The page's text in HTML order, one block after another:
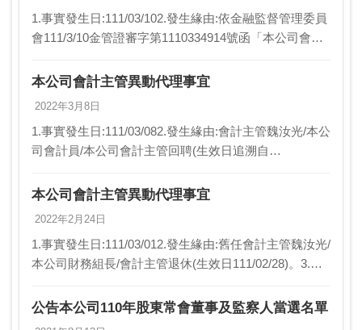
1.事實發生日:111/03/102.發生緣由:依金融監督管理委員
會111/3/10金管證審字第1110334914號函「本公司會計
本公司會計主管(生…
本公司會計主管異動代理事宜
2022年3月8日
1.事實發生日:111/03/082.發生緣由:會計主管魏汝光/本公
司會計員/本公司會計主管回聘(生效日追溯自
汝光代理會計主管。4.其…
本公司會計主管異動代理事宜
2022年2月24日
1.事實發生日:111/03/012.發生緣由:舊任會計主管魏汝光/
本公司財務組長/會計主管退休(生效日111/02/28)。3.因
任空軍司令部主…
公告本公司110年股東常會董事及監察人當選名單